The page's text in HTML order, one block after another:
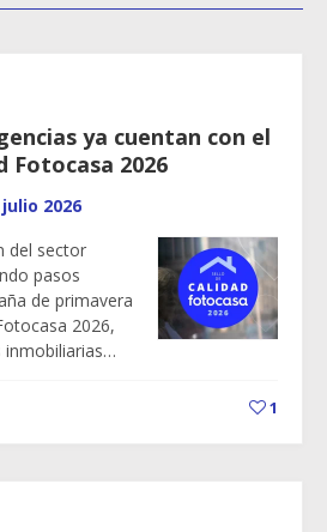
ya cuentan con el
Fotocasa 2026
julio 2026
del sector
pasos
de primavera
2026,
inmobiliarias…
1